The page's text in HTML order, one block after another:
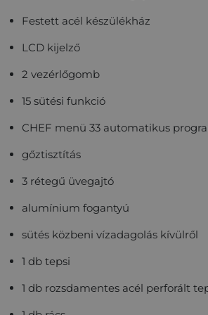
Festett acél készülékház
LCD kijelző
2 vezérlőgomb
15 sütési funkció
CHEF menü 33 automatikus
gőztisztítás
3 rétegű üvegajtó
alumínium fogantyú
sütés közbeni vízadagolás kívülről
1 db tepsi
1 db rozsdamentes acél perforált